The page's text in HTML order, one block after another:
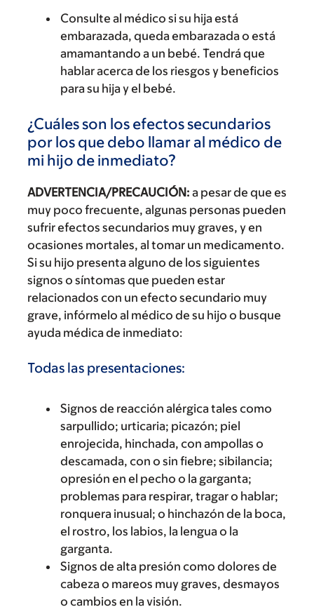
Consulte al médico si su hija está
embarazada, queda embarazada o está
amamantando a un bebé. Tendrá que
hablar acerca de los riesgos y beneficios
para su hija y el bebé.
¿Cuáles son los efectos secundarios
por los que debo llamar al médico de
mi hijo de inmediato?
ADVERTENCIA/PRECAUCIÓN: a pesar de que es
muy poco frecuente, algunas personas pueden
sufrir efectos secundarios muy graves, y en
ocasiones mortales, al tomar un medicamento.
Si su hijo presenta alguno de los siguientes
signos o síntomas que pueden estar
relacionados con un efecto secundario muy
grave, infórmelo al médico de su hijo o busque
ayuda médica de inmediato:
Todas las presentaciones:
Signos de reacción alérgica tales como
sarpullido; urticaria; picazón; piel
enrojecida, hinchada, con ampollas o
descamada, con o sin fiebre; sibilancia;
opresión en el pecho o la garganta;
problemas para respirar, tragar o hablar;
ronquera inusual; o hinchazón de la boca,
el rostro, los labios, la lengua o la
garganta.
Signos de alta presión como dolores de
cabeza o mareos muy graves, desmayos
o cambios en la visión.